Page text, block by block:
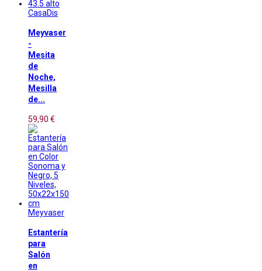
CasaDis
Meyvaser
-
Mesita
de
Noche,
Mesilla
de...
59,90 €
Meyvaser
Estantería
para
Salón
en